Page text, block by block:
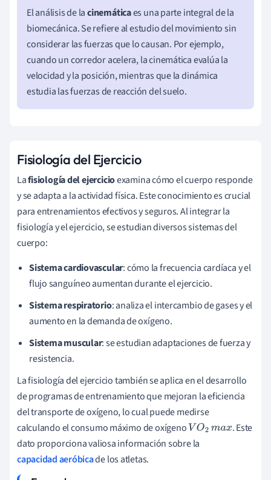
El análisis de lacinemáticaes una parte integral de la
biomecánica. Se refiere al estudio del movimiento sin
considerar las fuerzas que lo causan. Por ejemplo,
cuando un corredor acelera, la cinemática evalúa la
velocidad y la posición, mientras que la dinámica
estudia las fuerzas de reacción del suelo.
Fisiología del Ejercicio
Lafisiología del ejercicioexamina cómo el cuerpo responde
y se adapta a la actividad física. Este conocimiento es crucial
para entrenamientos efectivos y seguros. Al integrar la
fisiología y el ejercicio, se estudian diversos sistemas del
cuerpo:
Sistema cardiovascular: cómo la frecuencia cardíaca y el
flujo sanguíneo aumentan durante el ejercicio.
Sistema respiratorio: analiza el intercambio de gases y el
aumento en la demanda de oxígeno.
Sistema muscular: se estudian adaptaciones de fuerza y
resistencia.
La fisiología del ejercicio también se aplica en el desarrollo
de programas de entrenamiento que mejoran la eficiencia
del transporte de oxígeno, lo cual puede medirse
calculando el consumo máximo de oxígeno VO2max
. Este
dato proporciona valiosa información sobre la
capacidad aeróbicade los atletas.